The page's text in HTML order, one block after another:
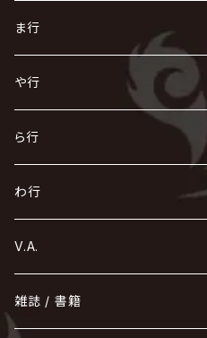
Azavana
Acid Black Cherry
色々な十字架
168 / 葵-168-
UCHUSENTAI:NOIZ / 宇宙戦隊NOIZ
X JAPAN
LSN / The LEGENDARY SIX NINE
AURORIZE
OFIAM
the GazettE
GOTCHAROCKA
KIRITO / キリト
己龍
グラビティ
黒夢
[ kei ] / 圭
仮病
こ
GOATBED
ゴールデンボンバー
XANVALA
Z CLEAR
ジグソウ
シド
Z CLEAR
超ジャシー
SPLENDID GOD GIRAFFE
せ
ゼラ
零[Hz]
そ
SOPHIA
ZOMBIE / ぞんび
DAIGO
逹瑯
DAVID / SUI / 縁
CHAQLA.
つ
て
D
DIAURA
と
東京花嫁
Tourbillon
NIGHTMARE
NAZARE
に
NiEL
NICOLAS
ぬ
nurié
ね
NETH PRIERE CAIN
NEVERLAND
の
NoGoD
NOCTURNAL BLOODLUST
は
heidi.
H.U.G
花見桜こうき
ひ
HERO
美炎-BIEN-
ふ
Far East Dizain
Fatüm
へ
BabyKingdom
THE BEETHOVEN
ほ
POIDOL
ま行
ま
THE MICRO HEAD 4N'S
MAO / マオ from SID
み
未完成アリス
ミスイ
む
MUCC / ムック
め
メトロノーム
も
や行
や
ヤミテラ / 外道反逆者ヤミテラ
ゆ
YUKIYA / 藤田幸也
ユナイト
よ
ら行
ら
rice
Rides In ReVellion
り
Leetspeak monsters
る
わ行
わ
wyse
V.A.
雑誌 / 書籍